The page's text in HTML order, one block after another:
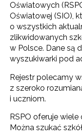
Oświatowych
Oświatowej (SIO),
o wszystkich
zlikwidowanych
w Polsce. Dane są
wyszukiwarki pod
Rejestr polecamy
z szeroko
i uczniom.
RSPO oferuje
Można szukać